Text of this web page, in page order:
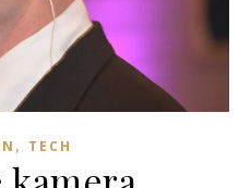
, TECH